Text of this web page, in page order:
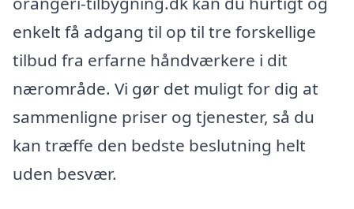
enkelt få adgang til op til tre forskellige
tilbud fra erfarne håndværkere i dit
nærområde. Vi gør det muligt for dig at
sammenligne priser og tjenester, så du
kan træffe den bedste beslutning helt
uden besvær.